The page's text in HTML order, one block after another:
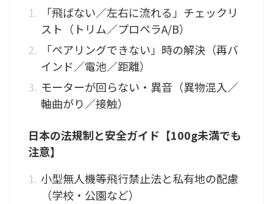
「飛ばない／左右に流れる」チェックリ
スト（トリム／プロペラA/B）
「ペアリングできない」時の解決（再バ
インド／電池／距離）
モーターが回らない・異音（異物混入／
軸曲がり／接触）
日本の法規制と安全ガイド【100g未満でも
注意】
小型無人機等飛行禁止法と私有地の配慮
（学校・公園など）